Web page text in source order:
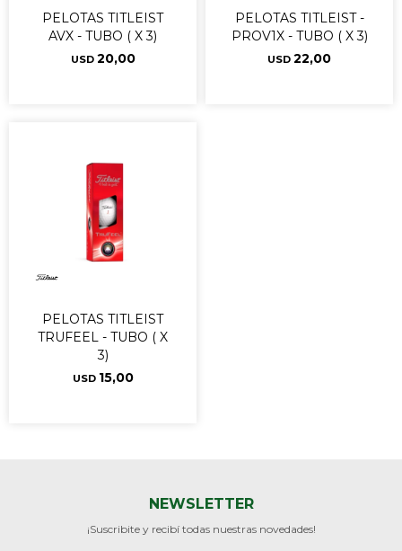
PELOTAS TITLEIST
AVX - TUBO ( X 3)
USD 20,00
PELOTAS TITLEIST -
PROV1X - TUBO ( X 3)
USD 22,00
PELOTAS TITLEIST
TRUFEEL - TUBO ( X
3)
USD 15,00
NEWSLETTER
¡Suscribite y recibí todas nuestras novedades!